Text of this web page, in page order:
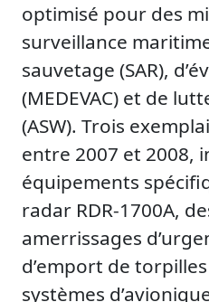
optimisé pour des
surveillance
sauvetage (SAR),
(MEDEVAC) et de
(ASW). Trois
entre 2007 et 2008,
équipements
radar RDR-1700A,
amerrissages
d’emport de
systèmes